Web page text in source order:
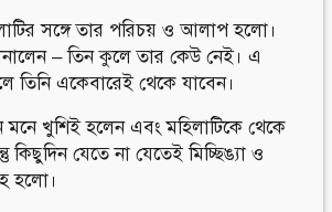
সঙ্গে তার পরিচয় ও আলাপ হলো।
– তিন কুলে তার কেউ নেই। এ
তিনি একেবারেই থেকে যাবেন।
মনে খুশিই হলেন এবং মহিলাটিকে থেকে
কিছুদিন যেতে না যেতেই মিচ্ছিঙ্যা ও
হলো।